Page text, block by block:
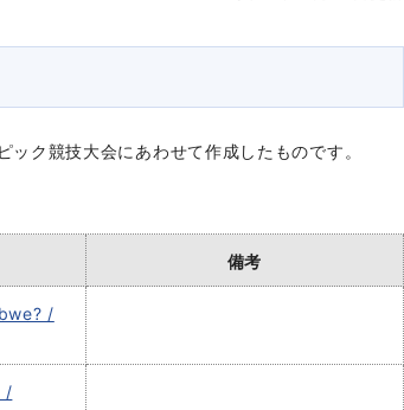
ク競技大会にあわせて作成したものです。
備考
/
/